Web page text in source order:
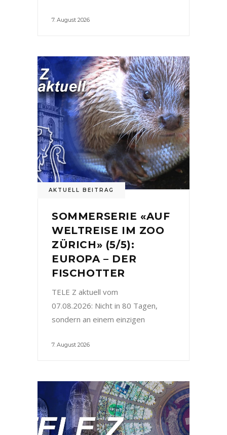
7. August 2026
AKTUELL BEITRAG
SOMMERSERIE «AUF
WELTREISE IM ZOO
ZÜRICH» (5/5):
EUROPA – DER
FISCHOTTER
TELE Z aktuell vom
07.08.2026: Nicht in 80 Tagen,
sondern an einem einzigen
7. August 2026